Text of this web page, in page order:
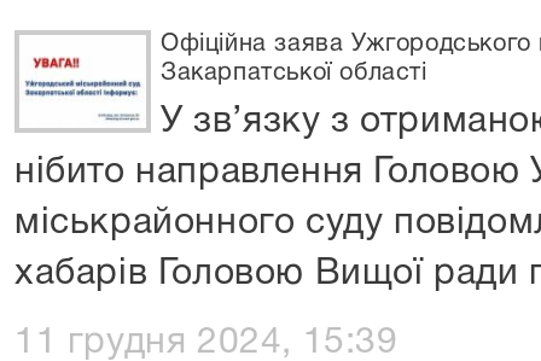
Офіційна заява Ужгородського
Закарпатської області
У зв’язку з
нібито направлення Головою
міськрайонного суду
хабарів Головою Вищої ради
11 грудня 2024, 15:39